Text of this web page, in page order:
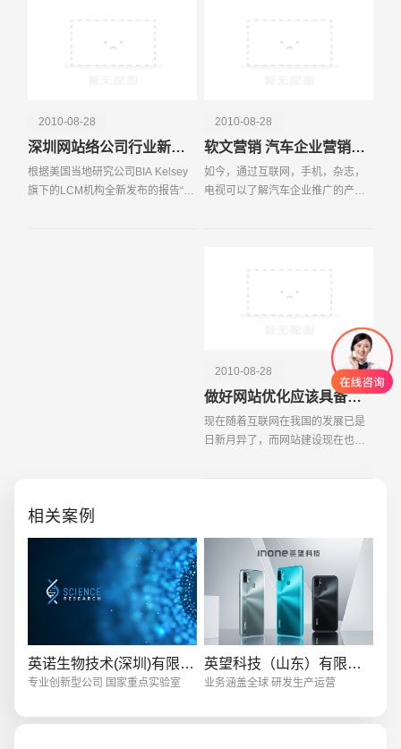
2010-08-28
软文营销 汽车企业营销新模式
如今，通过互联网，手机，杂志，
电视可以了解汽车企业推广的产
2010-08-28
深圳网站络公司行业新闻之美国中小型企业广告支出水平处于较高层次
根据美国当地研究公司BIA Kelsey
旗下的LCM机构全新发布的报告“中
2010-08-28
做好网站优化应该具备的知识和技巧
现在随着互联网在我国的发展已是
日新月异了，而网站建设现在也成
相关案例
英诺生物技术(深圳)有限公司
专业创新型公司 国家重点实验室
英望科技（山东）有限公司
业务涵盖全球 研发生产运营
创意品牌型网站 标准企业官网建设 · 外贸网